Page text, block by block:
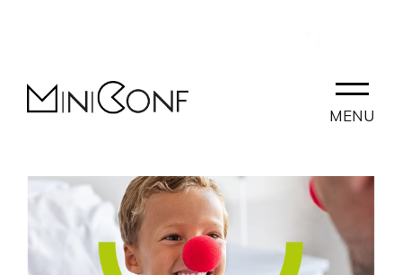
MENU